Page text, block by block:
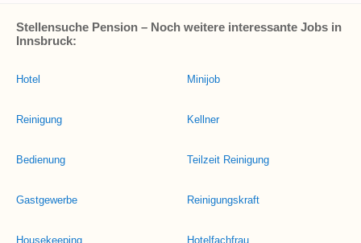
Stellensuche Pension – Noch weitere interessante Jobs in
Innsbruck:
Hotel
Reinigung
Bedienung
Gastgewerbe
Housekeeping
Minijob
Kellner
Teilzeit Reinigung
Reinigungskraft
Hotelfachfrau